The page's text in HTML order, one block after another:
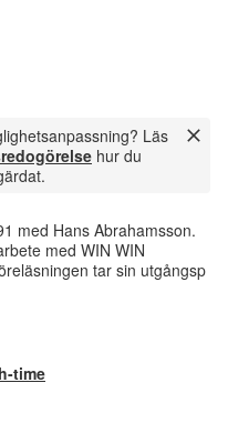
Läs
hur du
med Hans Abrahamsson.
med WIN WIN
tar sin utgångsp
time